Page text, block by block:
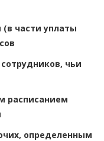
части уплаты
чьи
расписанием
определенным